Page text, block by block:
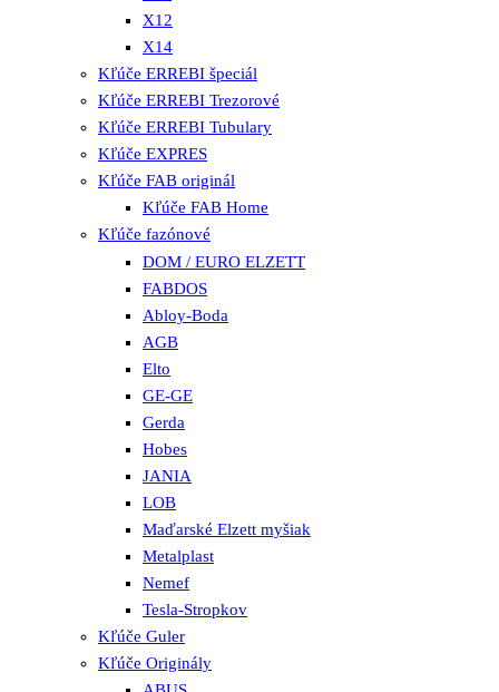
X12
X14
Kľúče ERREBI špeciál
Kľúče ERREBI Trezorové
Kľúče ERREBI Tubulary
Kľúče EXPRES
Kľúče FAB originál
Kľúče FAB Home
Kľúče fazónové
DOM / EURO ELZETT
FABDOS
Abloy-Boda
AGB
Elto
GE-GE
Gerda
Hobes
JANIA
LOB
Maďarské Elzett myšiak
Metalplast
Nemef
Tesla-Stropkov
Kľúče Guler
Kľúče Originály